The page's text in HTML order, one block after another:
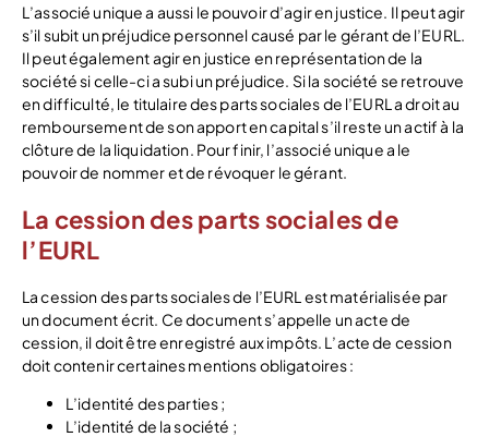
L’associé unique a aussi le pouvoir d’agir en justice. Il peut agir
s’il subit un préjudice personnel causé par le gérant de l’EURL.
Il peut également agir en justice en représentation de la
société si celle-ci a subi un préjudice. Si la société se retrouve
en difficulté, le titulaire des parts sociales de l’EURL a droit au
remboursement de son apport en capital s’il reste un actif à la
clôture de la liquidation. Pour finir, l’associé unique a le
pouvoir de nommer et de révoquer le gérant.
La cession des parts sociales de
l’EURL
La cession des parts sociales de l’EURL est matérialisée par
un document écrit. Ce document s’appelle un acte de
cession, il doit être enregistré aux impôts. L’acte de cession
doit contenir certaines mentions obligatoires :
L’identité des parties ;
L’identité de la société ;